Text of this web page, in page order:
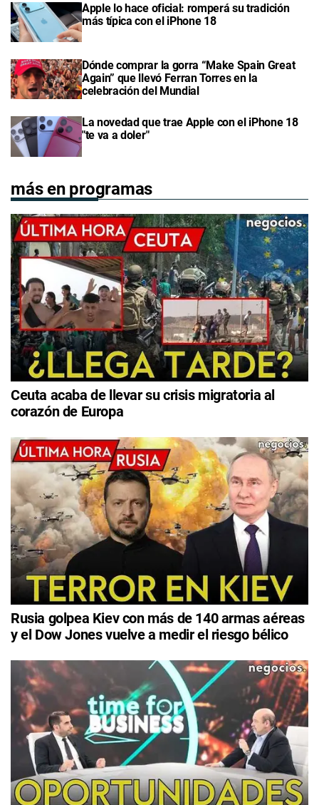
Apple lo hace oficial: romperá su tradición
más típica con el iPhone 18
Dónde comprar la gorra “Make Spain Great
Again” que llevó Ferran Torres en la
celebración del Mundial
La novedad que trae Apple con el iPhone 18
"te va a doler"
más en programas
Ceuta acaba de llevar su crisis migratoria al
corazón de Europa
Rusia golpea Kiev con más de 140 armas aéreas
y el Dow Jones vuelve a medir el riesgo bélico